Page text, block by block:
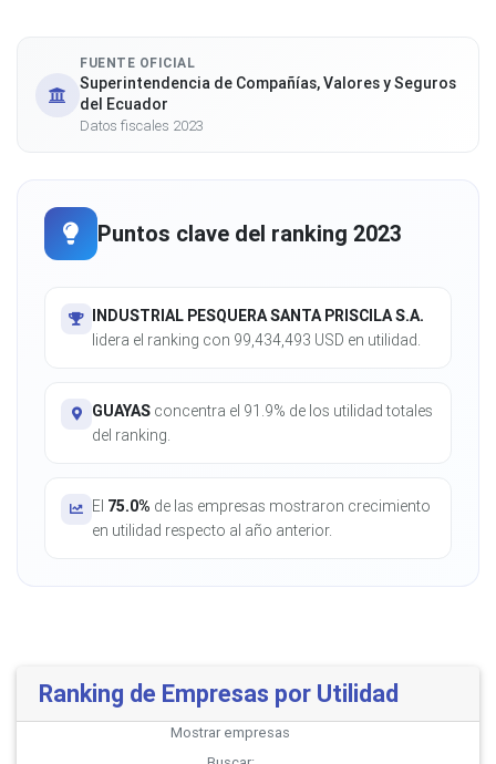
FUENTE OFICIAL
Superintendencia de Compañías, Valores y Seguros
del Ecuador
Datos fiscales 2023
Puntos clave del ranking 2023
INDUSTRIAL PESQUERA SANTA PRISCILA S.A.
lidera el ranking con 99,434,493 USD en utilidad.
GUAYAS concentra el 91.9% de los utilidad totales
del ranking.
El 75.0% de las empresas mostraron crecimiento
en utilidad respecto al año anterior.
Ranking de Empresas por Utilidad
Mostrar empresas